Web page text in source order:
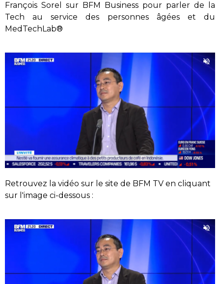
François Sorel sur BFM Business pour parler de la
Tech au service des personnes âgées et du
MedTechLab®
Retrouvez la vidéo sur le site de BFM TV en cliquant
sur l'image ci-dessous :